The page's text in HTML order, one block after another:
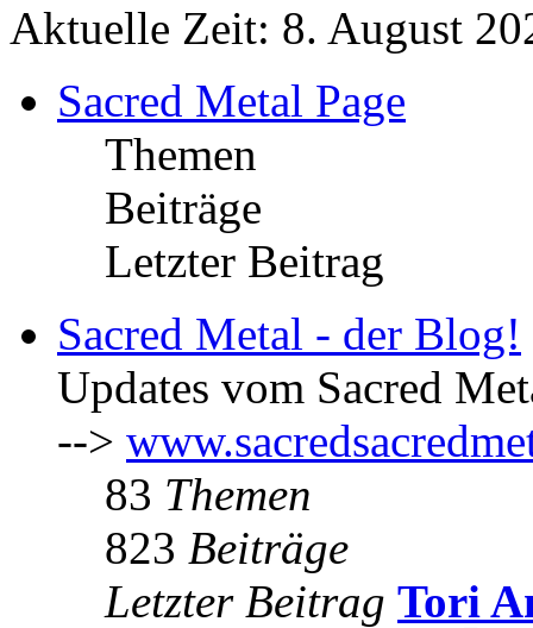
Aktuelle Zeit: 8. August
Sacred Metal Page
Themen
Beiträge
Letzter Beitrag
Sacred Metal - der Blog!
Updates vom Sacred
-->
83 Themen
823 Beiträge
Letzter Beitrag Tori